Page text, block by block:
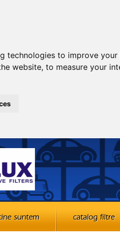
technologies to improve
website, to measure your